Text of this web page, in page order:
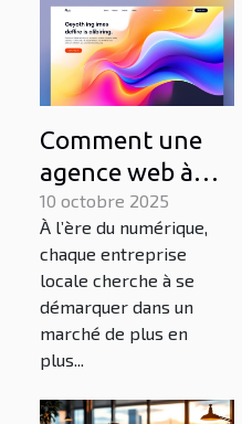
Comment une
agence web à
Bordeaux peut
transformer
votre entreprise
locale
10 octobre 2025
À l’ère du numérique,
chaque entreprise
locale cherche à se
démarquer dans un
marché de plus en
plus...